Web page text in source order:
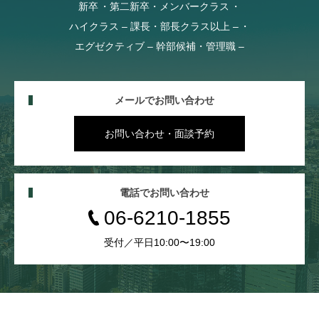
新卒
第二新卒・メンバークラス
ハイクラス – 課長・部長クラス以上 –
エグゼクティブ – 幹部候補・管理職 –
メールでお問い合わせ
お問い合わせ・面談予約
電話でお問い合わせ
06-6210-1855
受付／平日10:00〜19:00